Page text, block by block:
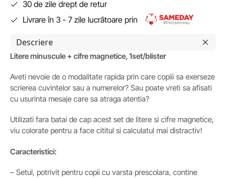
30 de zile drept de retur
Livrare în 3 - 7 zile lucrătoare prin
Descriere
Litere minuscule + cifre magnetice, 1set/blister
Aveti nevoie de o modalitate rapida prin care copiii sa exerseze
scrierea cuvintelor sau a numerelor? Sau poate vreti sa afisati
cu usurinta mesaje care sa atraga atentia?
Utilizati fara batai de cap acest set de litere si cifre magnetice,
viu colorate pentru a face cititul si calculatul mai distractiv!
Caracteristici:
– Setul, potrivit pentru copii cu varsta prescolara, contine